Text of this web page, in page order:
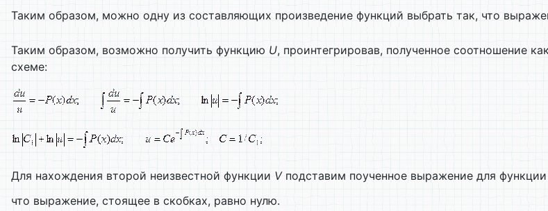
Таким образом, можно одну из составляющих произведение функций выбрать так, что
Таким образом, возможно получить функцию U, проинтегрировав, полученное соотношение
схеме:
Для нахождения второй неизвестной функции Vподставим поученное выражение для функции
что выражение, стоящее в скобках, равно нулю.